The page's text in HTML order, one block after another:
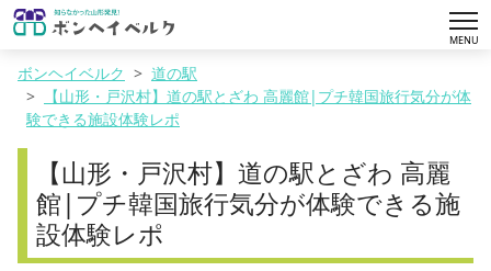
MENU
ボンヘイベルク
道の駅
【山形・戸沢村】道の駅とざわ 高麗館|プチ韓国旅行気分が体
験できる施設体験レポ
【山形・戸沢村】道の駅とざわ 高麗
館|プチ韓国旅行気分が体験できる施
設体験レポ